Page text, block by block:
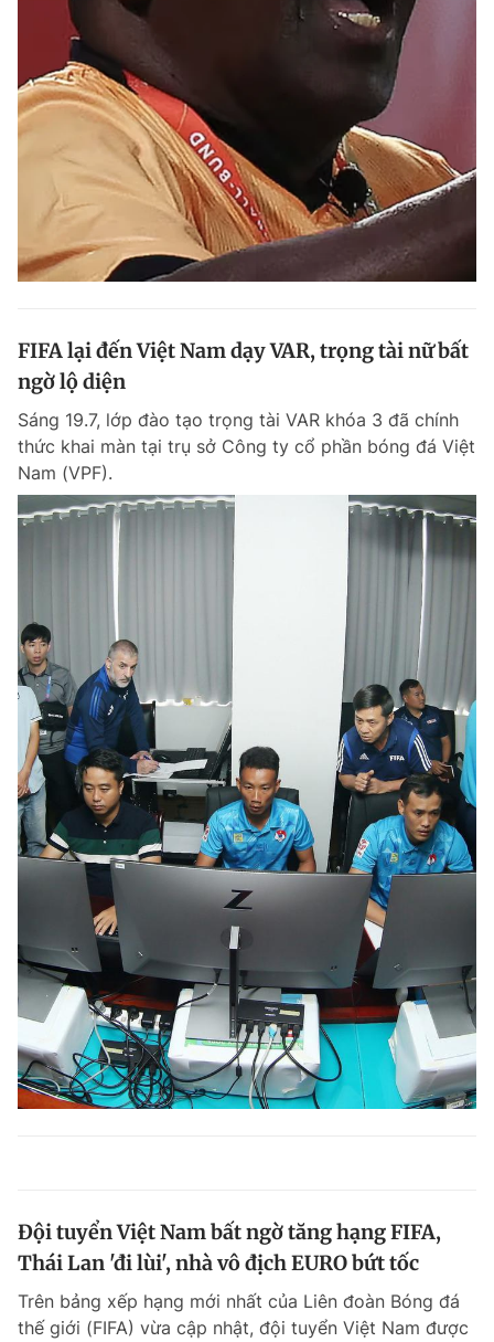
FIFA lại đến Việt Nam dạy VAR, trọng tài nữ bất
ngờ lộ diện
Sáng 19.7, lớp đào tạo trọng tài VAR khóa 3 đã chính
thức khai màn tại trụ sở Công ty cổ phần bóng đá Việt
Nam (VPF).
Đội tuyển Việt Nam bất ngờ tăng hạng FIFA,
Thái Lan 'đi lùi', nhà vô địch EURO bứt tốc
Trên bảng xếp hạng mới nhất của Liên đoàn Bóng đá
thế giới (FIFA) vừa cập nhật, đội tuyển Việt Nam được